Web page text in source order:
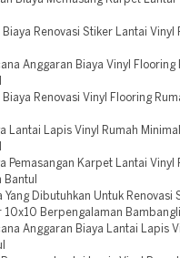
Renovasi Stiker Lantai Vinyl
Anggaran Biaya Vinyl Flooring
Renovasi Vinyl Flooring
Lantai Lapis Vinyl Rumah
Pemasangan Karpet Lantai Vinyl
Dibutuhkan Untuk Renovasi
10x10 Berpengalaman
Anggaran Biaya Lantai Lapis